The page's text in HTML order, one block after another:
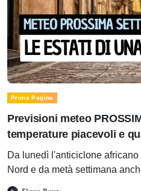
Prima Pagina
Previsioni meteo
temperature piacevoli e
Da lunedì l'anticiclone africano
Nord e da metà settimana